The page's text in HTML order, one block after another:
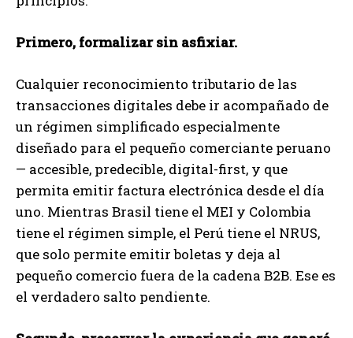
Primero, formalizar sin asfixiar.
Cualquier reconocimiento tributario de las
transacciones digitales debe ir acompañado de
un régimen simplificado especialmente
diseñado para el pequeño comerciante peruano
— accesible, predecible, digital-first, y que
permita emitir factura electrónica desde el día
uno. Mientras Brasil tiene el MEI y Colombia
tiene el régimen simple, el Perú tiene el NRUS,
que solo permite emitir boletas y deja al
pequeño comercio fuera de la cadena B2B. Ese es
el verdadero salto pendiente.